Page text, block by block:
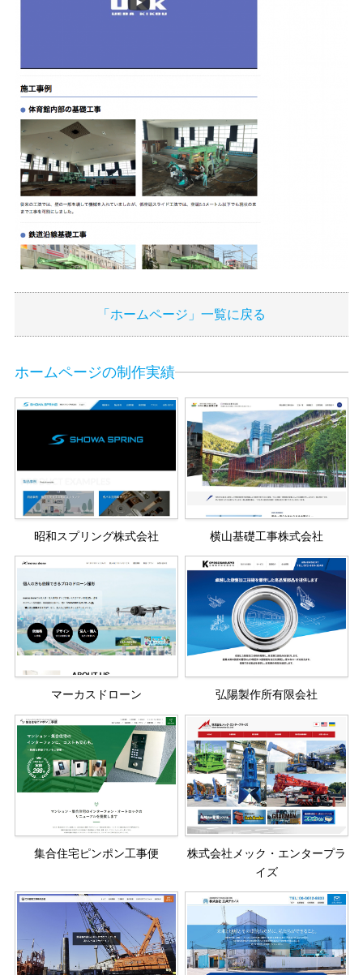
「ホームページ」一覧に戻る
ホームページの制作実績
昭和スプリング株式会社 横山基礎工事株式会社
マーカスドローン 弘陽製作所有限会社
集合住宅ピンポン工事便
株式会社メック・エンタープラ
イズ